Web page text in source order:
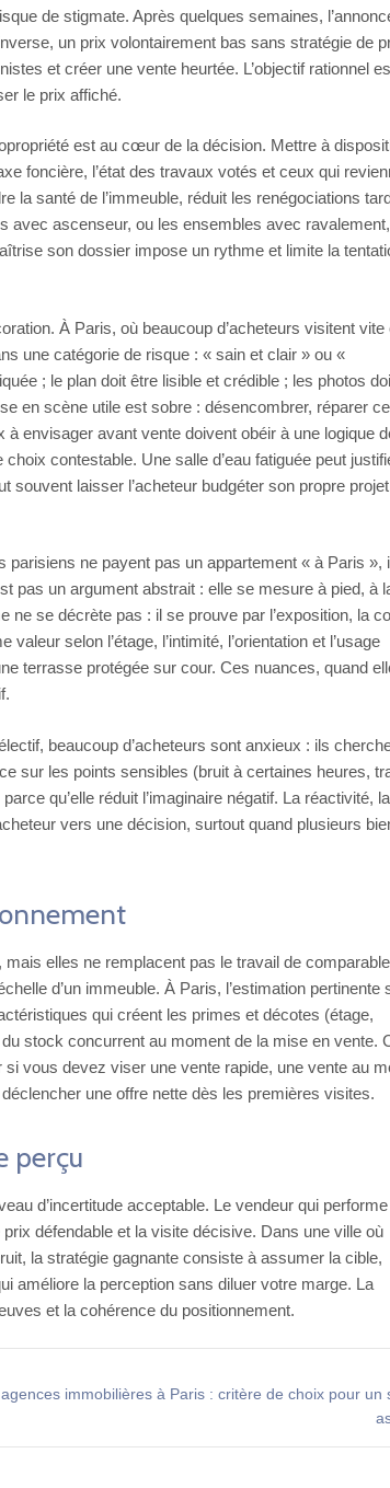
de stigmate. Après quelques semaines,
un prix volontairement bas sans stratégie de
et créer une vente heurtée. L’objectif rationnel
le prix affiché.
est au cœur de la décision. Mettre à
foncière, l’état des travaux votés et ceux qui
la santé de l’immeuble, réduit les renégociations
avec ascenseur, ou les ensembles avec ravalement,
son dossier impose un rythme et limite la
À Paris, où beaucoup d’acheteurs visitent vite
une catégorie de risque : « sain et clair » ou «
; le plan doit être lisible et crédible ; les photos
en scène utile est sobre : désencombrer, réparer
envisager avant vente doivent obéir à une logique
contestable. Une salle d’eau fatiguée peut
souvent laisser l’acheteur budgéter son propre
ne payent pas un appartement « à Paris »,
pas un argument abstrait : elle se mesure à pied, à
se décrète pas : il se prouve par l’exposition, la
selon l’étage, l’intimité, l’orientation et l’usage
terrasse protégée sur cour. Ces nuances, quand
beaucoup d’acheteurs sont anxieux : ils
sur les points sensibles (bruit à certaines heures,
qu’elle réduit l’imaginaire négatif. La réactivité, la
vers une décision, surtout quand plusieurs
elles ne remplacent pas le travail de
d’un immeuble. À Paris, l’estimation pertinente
qui créent les primes et décotes (étage,
stock concurrent au moment de la mise en vente.
vous devez viser une vente rapide, une vente au
une offre nette dès les premières visites.
perçu
d’incertitude acceptable. Le vendeur qui performe
défendable et la visite décisive. Dans une ville où
la stratégie gagnante consiste à assumer la cible,
améliore la perception sans diluer votre marge. La
et la cohérence du positionnement.
immobilières à Paris : critère de choix pour un